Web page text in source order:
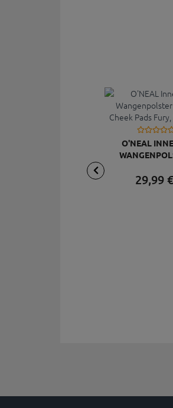
O'NEAL
FURY,
29,99€